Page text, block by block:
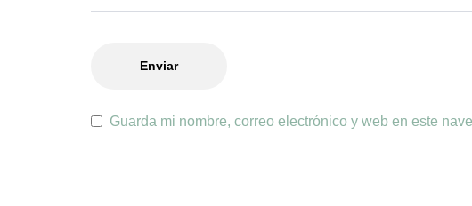
Guarda mi nombre, correo electrónico y web en este